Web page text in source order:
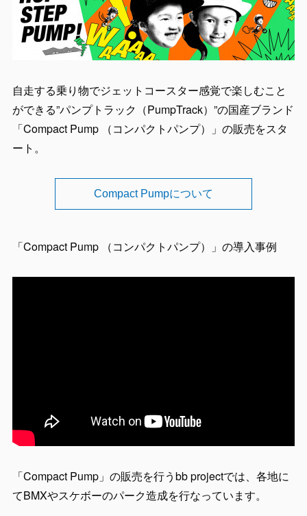
自走する乗り物でジェットコースター感覚で楽しむこと
ができる”パンプトラック（PumpTrack）”の国産ブランド
「Compact Pump （コンパクトパンプ）」の販売をスタ
ート。
Compact Pumpについて
「Compact Pump （コンパクトパンプ）」の導入事例
「Compact Pump」の販売を行うbb projectでは、各地に
てBMXやスケボーのパーク造成を行なっています。